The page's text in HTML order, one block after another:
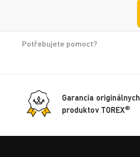
Potřebujete pomoct?
Garancia originálnych
produktov TOREX®